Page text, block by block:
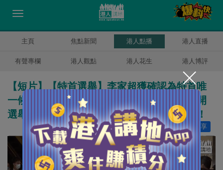
主頁 焦點新聞 港人點播 港人直播
有聲專欄 港人觀點 港人花生 港人博評
【短片】【特首選舉】李家超獲確認為特首唯
一候選人：感謝資審會及提名選委、全面展開
選舉工程、今晤五大商會、提通關重要元素！
分享
讚好 30